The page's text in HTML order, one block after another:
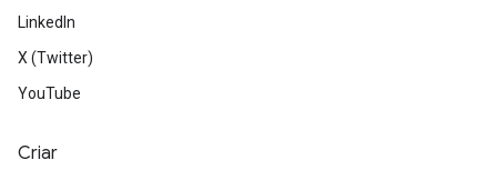
LinkedIn
X (Twitter)
YouTube
Criar